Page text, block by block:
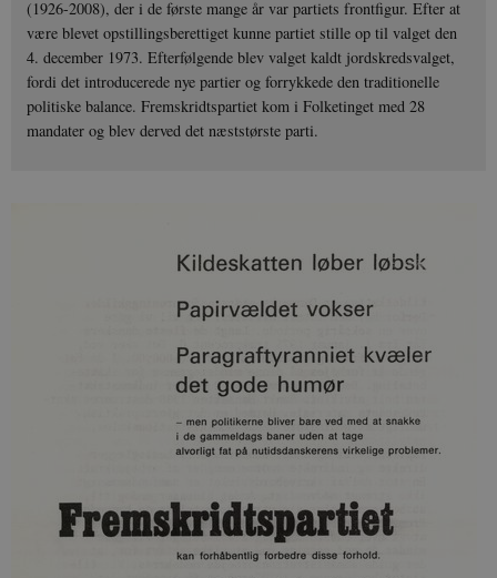
(1926-2008), der i de første mange år var partiets frontfigur. Efter at
være blevet opstillingsberettiget kunne partiet stille op til valget den
4. december 1973. Efterfølgende blev valget kaldt jordskredsvalget,
fordi det introducerede nye partier og forrykkede den traditionelle
politiske balance. Fremskridtspartiet kom i Folketinget med 28
mandater og blev derved det næststørste parti.